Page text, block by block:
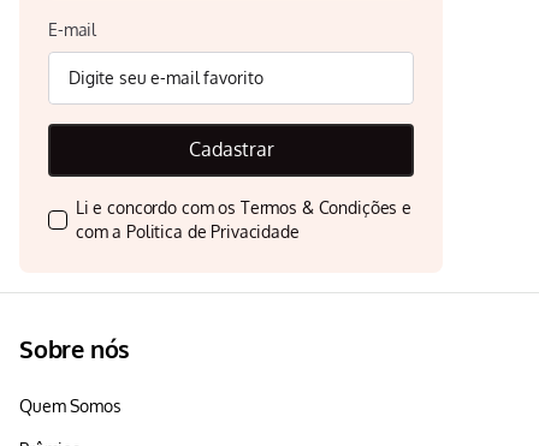
E-mail
Cadastrar
Li e concordo com os Termos & Condições e
com a Politica de Privacidade
Sobre nós
Quem Somos